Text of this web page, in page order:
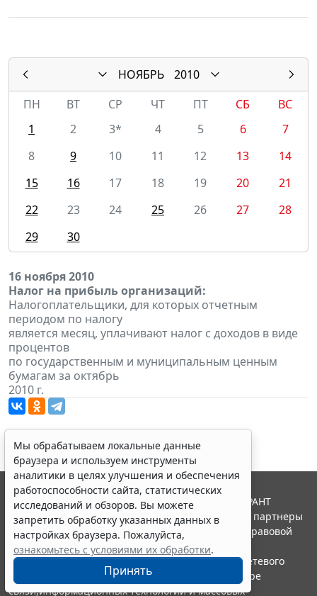
НОЯБРЬ
2010
ПН
ВТ СР ЧТ ПТ СБ
ВС
1
2 3* 4 5 6
7
8
9 10 11 12 13
14
15
16 17 18 19 20
21
22
23 24 25 26 27
28
29
30
16 ноября 2010
Налог на прибыль организаций:
Налогоплательщики, для которых отчетным
периодом по налогу
является месяц, уплачивают налог с доходов в виде
процентов
по государственным и муниципальным ценным
бумагам за октябрь
2010 г.
Мы обрабатываем локальные данные
браузера и используем инструменты
аналитики в целях улучшения и обеспечения
работоспособности сайта, статистических
исследований и обзоров. Вы можете
запретить обработку указанных данных в
настройках браузера. Пожалуйста,
ознакомьтесь с условиями их обработки.
Принять
© ООО "НПП "ГАРАНТ-СЕРВИС", 2026. Система ГАРАНТ
выпускается с 1990 года. Компания "Гарант" и ее партнеры
являются участниками Российской ассоциации правовой
информации ГАРАНТ.
Портал ГАРАНТ.РУ зарегистрирован в качестве сетевого
издания Федеральной службой по надзору в сфере
связи,информационных технологий и массовых